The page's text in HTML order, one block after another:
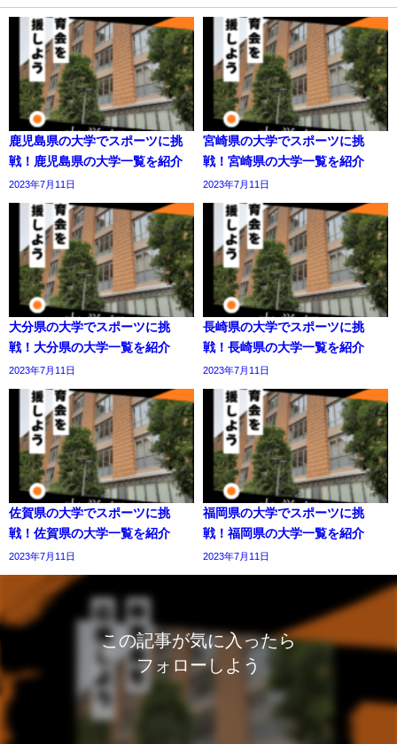
鹿児島県の大学でスポーツに挑
戦！鹿児島県の大学一覧を紹介
2023年7月11日
宮崎県の大学でスポーツに挑
戦！宮崎県の大学一覧を紹介
2023年7月11日
大分県の大学でスポーツに挑
戦！大分県の大学一覧を紹介
2023年7月11日
長崎県の大学でスポーツに挑
戦！長崎県の大学一覧を紹介
2023年7月11日
佐賀県の大学でスポーツに挑
戦！佐賀県の大学一覧を紹介
2023年7月11日
福岡県の大学でスポーツに挑
戦！福岡県の大学一覧を紹介
2023年7月11日
この記事が気に入ったら
フォローしよう